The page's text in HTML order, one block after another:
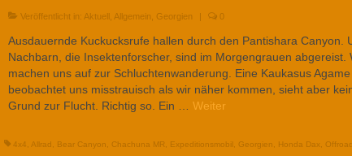
Veröffentlicht in: Aktuell, Allgemein Georgien | 0
Ausdauernde Kuckucksrufe hallen durch den Pantishara Canyon.
Nachbarn, die Insektenforscher, sind im Morgengrauen abgereist.
machen uns auf zur Schluchtenwanderung. Eine Kaukasus Agame
beobachtet uns misstrauisch als wir näher kommen, sieht aber
Grund zur Flucht. Richtig so. Ein … Weiter
4x4 Allrad Bear Canyon Chachuna MR Expeditionsmobil Georgien Honda Dax Offroad